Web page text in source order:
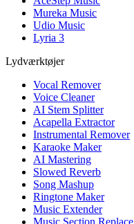
Mureka Music
Udio Music
Lyria 3
Lydværktøjer
Vocal Remover
Voice Cleaner
AI Stem Splitter
Acapella Extractor
Instrumental Remover
Karaoke Maker
AI Mastering
Slowed Reverb
Song Mashup
Ringtone Maker
Music Extender